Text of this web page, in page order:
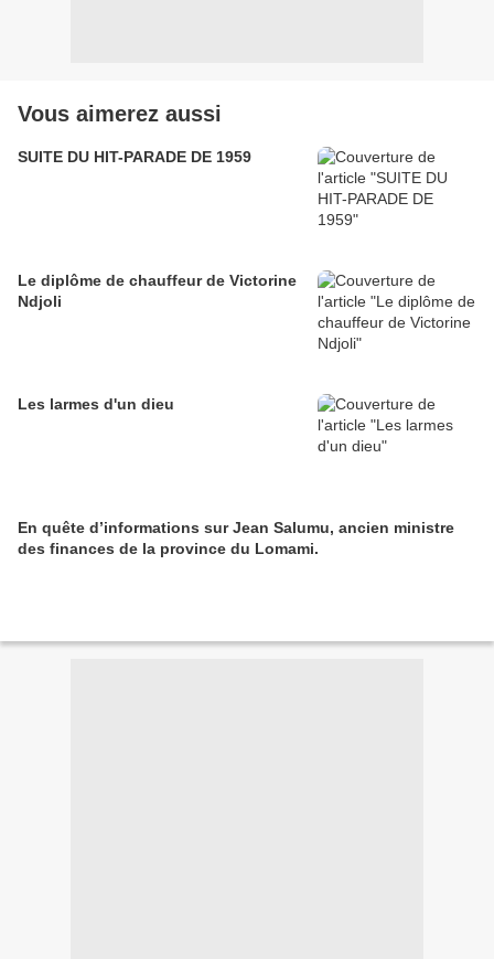
Vous aimerez aussi
SUITE DU HIT-PARADE DE 1959
Le diplôme de chauffeur de Victorine
Ndjoli
Les larmes d'un dieu
En quête d’informations sur Jean Salumu, ancien ministre
des finances de la province du Lomami.